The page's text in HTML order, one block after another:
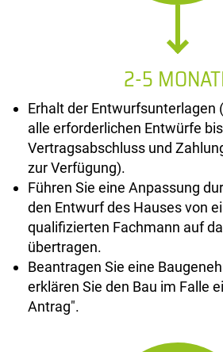
2-5
Erhalt der Entwurfsunterlagen
alle erforderlichen Entwürfe
Vertragsabschluss und
zur Verfügung).
Führen Sie eine Anpassung
den Entwurf des Hauses von
qualifizierten Fachmann auf
übertragen.
Beantragen Sie eine
erklären Sie den Bau im Falle
Antrag".